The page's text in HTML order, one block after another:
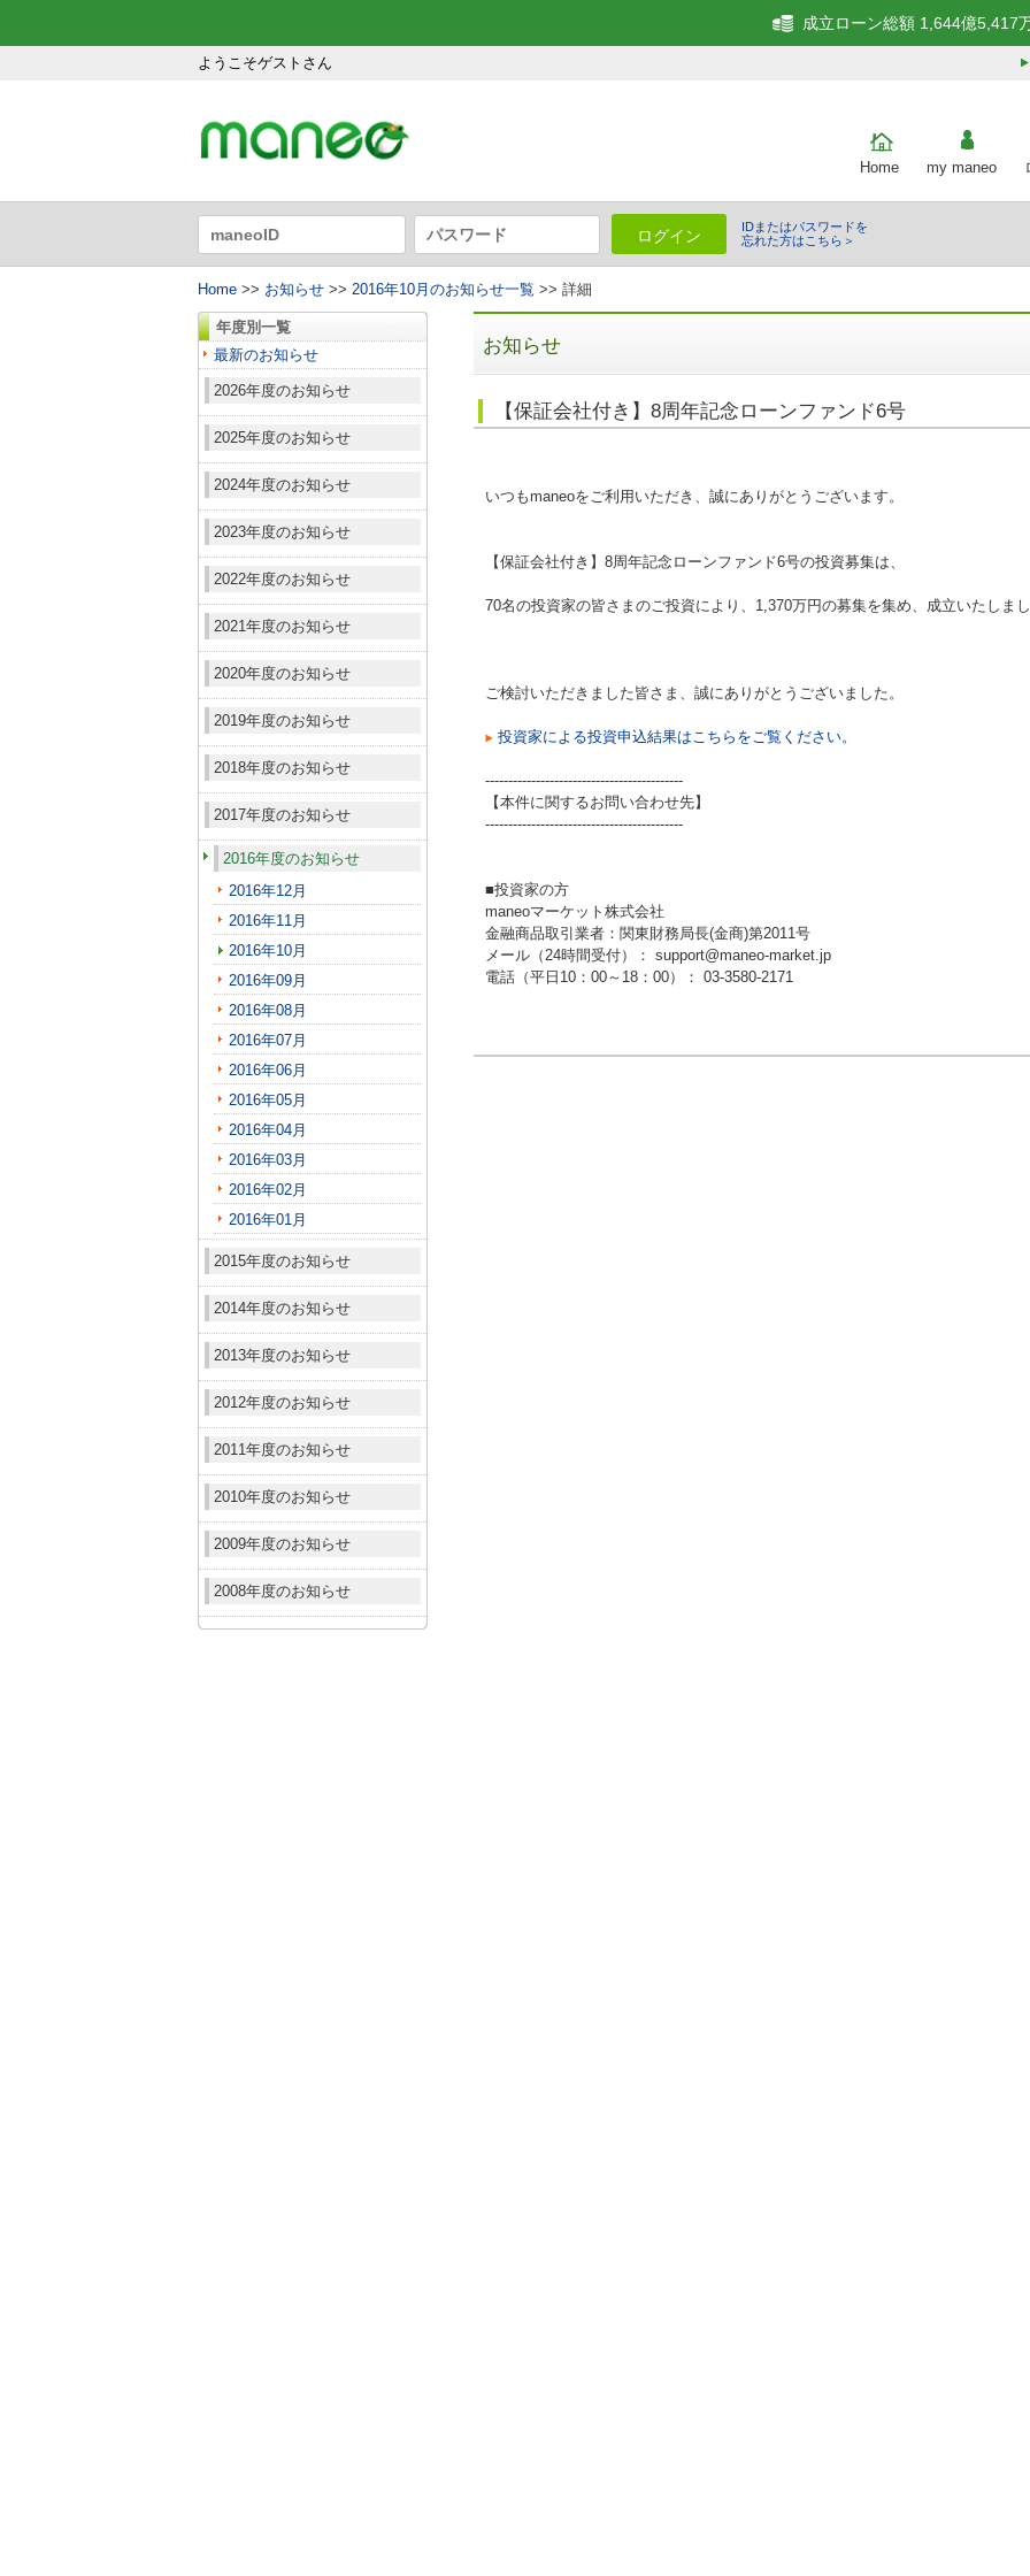
ようこそゲストさん
成立ローン総額 1,644億5,417
Home my maneo
ログイン
IDまたはパスワードを
忘れた方はこちら＞
Home >> お知らせ >> 2016年10月のお知らせ一覧 >> 詳細
年度別一覧
最新のお知らせ
2026年度のお知らせ
2025年度のお知らせ
2024年度のお知らせ
2023年度のお知らせ
2022年度のお知らせ
2021年度のお知らせ
2020年度のお知らせ
2019年度のお知らせ
2018年度のお知らせ
2017年度のお知らせ
2016年度のお知らせ
2016年12月
2016年11月
2016年10月
2016年09月
2016年08月
2016年07月
2016年06月
2016年05月
2016年04月
2016年03月
2016年02月
2016年01月
2015年度のお知らせ
2014年度のお知らせ
2013年度のお知らせ
2012年度のお知らせ
2011年度のお知らせ
2010年度のお知らせ
2009年度のお知らせ
2008年度のお知らせ
お知らせ
【保証会社付き】8周年記念ローンファンド6号
いつもmaneoをご利用いただき、誠にありがとうございます。
【保証会社付き】8周年記念ローンファンド6号の投資募集は、
70名の投資家の皆さまのご投資により、1,370万円の募集を集め、成立いたしま
ご検討いただきました皆さま、誠にありがとうございました。
投資家による投資申込結果はこちらをご覧ください。
-------------------------------------------
【本件に関するお問い合わせ先】
-------------------------------------------
■投資家の方
maneoマーケット株式会社
金融商品取引業者：関東財務局長(金商)第2011号
メール（24時間受付）： support@maneo-market.jp
電話（平日10：00～18：00）： 03-3580-2171